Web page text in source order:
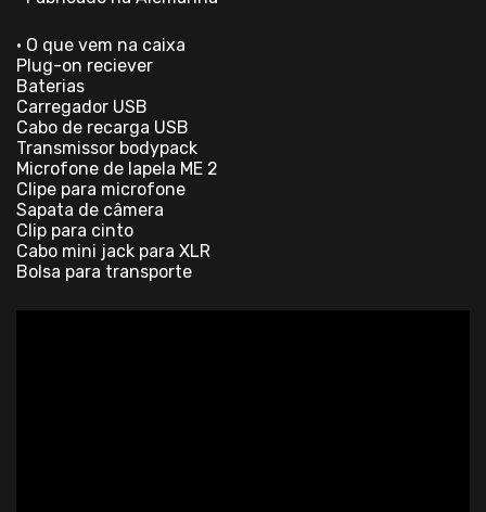
• O que vem na caixa
Plug-on reciever
Baterias
Carregador USB
Cabo de recarga USB
Transmissor bodypack
Microfone de lapela ME 2
Clipe para microfone
Sapata de câmera
Clip para cinto
Cabo mini jack para XLR
Bolsa para transporte